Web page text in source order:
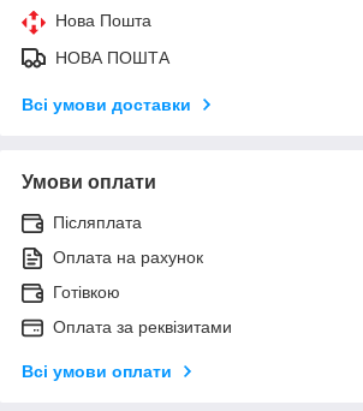
Нова Пошта
НОВА ПОШТА
Всі умови доставки
Умови оплати
Післяплата
Оплата на рахунок
Готівкою
Оплата за реквізитами
Всі умови оплати